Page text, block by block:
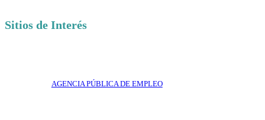
Sitios de Interés
AGENCIA PÚBLICA DE EMPLEO